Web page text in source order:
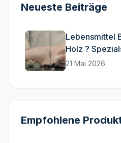
Neueste Beiträge
Lebensmittel
Holz ? Spezialsägeband: Holz,
Fisch und
21 Mai 2026
Empfohlene